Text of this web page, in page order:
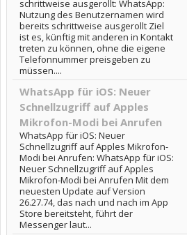
schrittweise ausgerollt: WhatsApp:
Nutzung des Benutzernamen wird
bereits schrittweise ausgerollt Ziel
ist es, künftig mit anderen in Kontakt
treten zu können, ohne die eigene
Telefonnummer preisgeben zu
müssen....
WhatsApp für iOS: Neuer
Schnellzugriff auf Apples
Mikrofon-Modi bei Anrufen
WhatsApp für iOS: Neuer
Schnellzugriff auf Apples Mikrofon-
Modi bei Anrufen: WhatsApp für iOS:
Neuer Schnellzugriff auf Apples
Mikrofon-Modi bei Anrufen Mit dem
neuesten Update auf Version
26.27.74, das nach und nach im App
Store bereitsteht, führt der
Messenger laut...